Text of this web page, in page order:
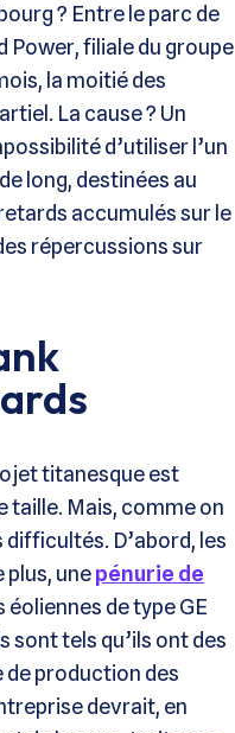
? Entre le parc de
Power, filiale du groupe
la moitié des
La cause ? Un
d’utiliser l’un
long, destinées au
accumulés sur le
répercussions sur
titanesque est
taille. Mais, comme on
difficultés. D’abord, les
unepénurie de
éoliennes de type GE
sont tels qu’ils ont des
de production des
devrait, en